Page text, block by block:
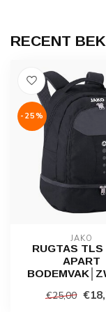
RECENT
-25%
JAKO
RUGTAS TLS
APART
€25,00